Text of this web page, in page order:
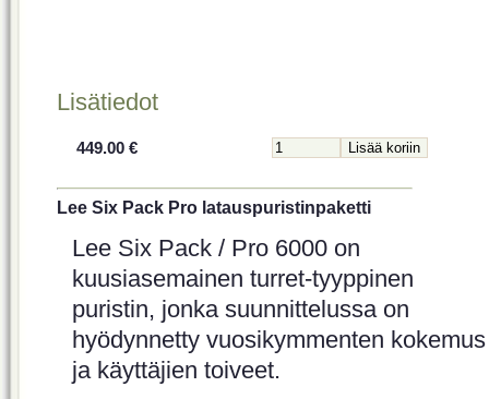
Lisätiedot
449.00 €
Lee Six Pack Pro latauspuristinpaketti
Lee Six Pack / Pro 6000 on
kuusiasemainen turret-tyyppinen
puristin, jonka suunnittelussa on
hyödynnetty vuosikymmenten kokemus
ja käyttäjien toiveet.